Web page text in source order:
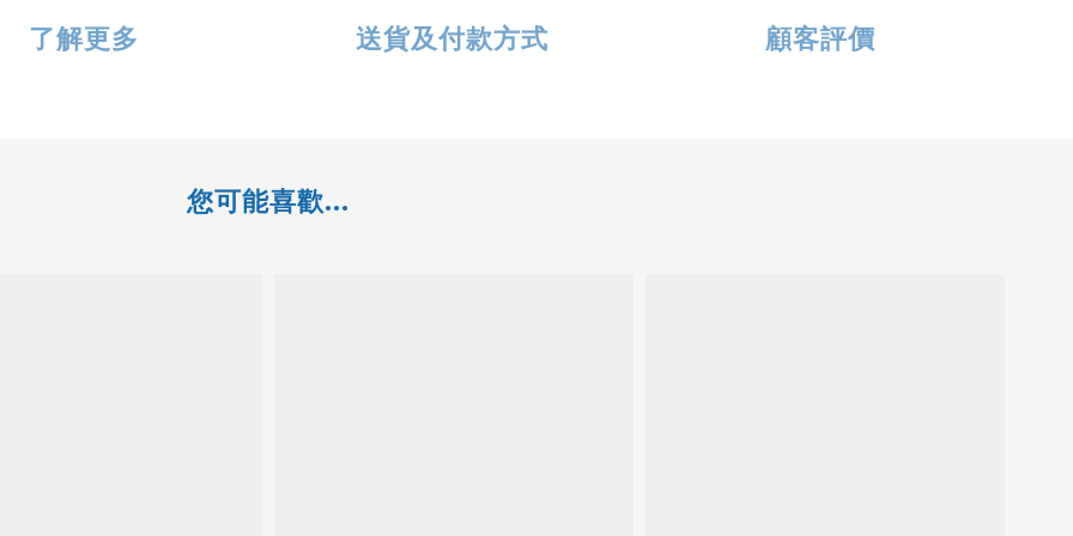
了解更多 送貨及付款方式 顧客評價
您可能喜歡...